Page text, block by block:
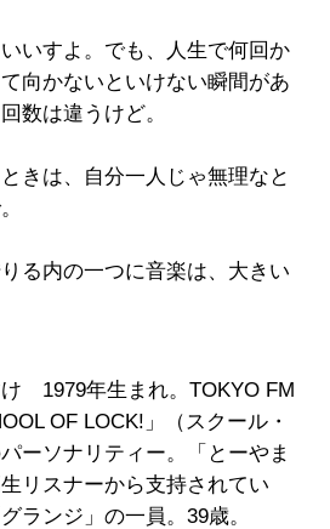
いすよ。でも、人生で何回か
向かないといけない瞬間があ
数は違うけど。
きは、自分一人じゃ無理なと
る内の一つに音楽は、大きい
1979年生まれ。TOKYO FM
OF LOCK!」（スクール・
ーソナリティー。「とーやま
リスナーから支持されてい
ランジ」の一員。39歳。